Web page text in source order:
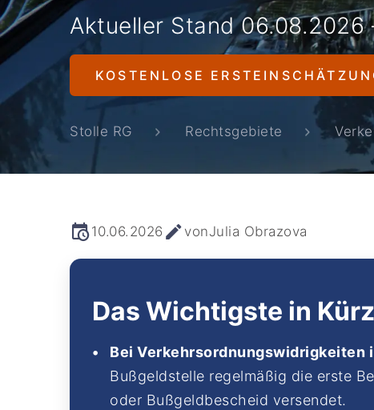
Aktueller Stand
KOSTENLOSE
Stolle RG Rechtsgebiete
10.06.2026 vonJulia Obrazova
Das Wichtigste in
Bei Verkehrsordnungswidrigkeiten
Bußgeldstelle regelmäßig die erste
oder Bußgeldbescheid versendet.